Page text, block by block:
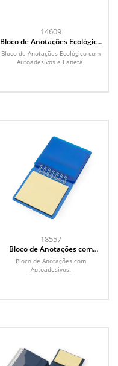
14609
Bloco de Anotações Ecológico
com Autoadesivos e Caneta
Bloco de Anotações Ecológico com
Autoadesivos e Caneta.
18557
Bloco de Anotações com
Autoadesivos
Bloco de Anotações com
Autoadesivos.